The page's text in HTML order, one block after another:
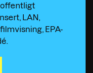
LAN,
EPA-